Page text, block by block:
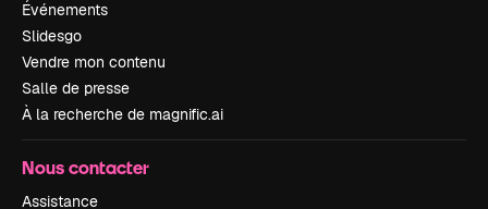
Événements
Slidesgo
Vendre mon contenu
Salle de presse
À la recherche de magnific.ai
Nous contacter
Assistance